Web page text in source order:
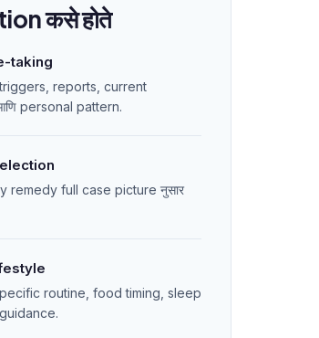
कसे होते
taking
reports, current
personal pattern.
remedy full case picture नुसार
routine, food timing, sleep